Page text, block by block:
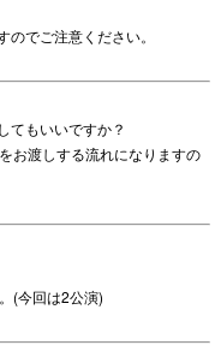
でご注意ください。
てもいいですか？
お渡しする流れになりますの
(今回は2公演)